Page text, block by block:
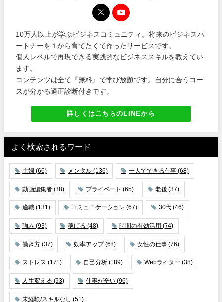
10万人以上が学ぶビジネスコミュニティ。将来のビジネスパ
ートナーを１から育てたくて作ったサービスです。
個人レベルで再現できる実践的なビジネススキルを教えてい
ます。
コンテンツは全て『無料』で学び放題です。自分に合うコー
スが分かる適正診断付きです。
詳しくはこちらのLINEから
よく検索されるワード
主婦 (66) メンタル (136) 一人でできる仕事 (68)
動画編集者 (38) プライベート (65) 老後 (37)
適職 (131) コミュニケーション (67) 30代 (46)
強み (93) 稼げる (48) 時間の有効活用 (74)
働き方 (37) 効率アップ (68) 女性の仕事 (76)
ストレス (171) 自己分析 (189) Webライター (38)
人生変える (93) 仕事が辛い (96)
未経験/スキルなし (51)